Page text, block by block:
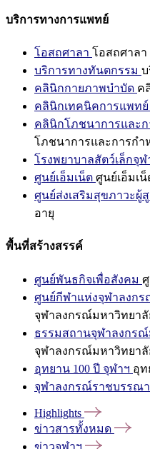
บริการทางการแพทย์
โอสถศาลา โอสถศาลา
บริการทางทันตกรรม
คลินิกกายภาพบำบัด ค
คลินิกเทคนิคการแพทย์
คลินิกโภชนาการและ
โภชนาการและการกำ
โรงพยาบาลสัตว์เล็กจุฬ
ศูนย์เอ็มเน็ต ศูนย์เอ็มเน็
ศูนย์ส่งเสริมสุขภาวะผู้สู
อายุ
พื้นที่สร้างสรรค์
ศูนย์พันธกิจเพื่อสังคม
ศูนย์กีฬาแห่งจุฬาลงก
จุฬาลงกรณ์มหาวิทยาลั
ธรรมสถานจุฬาลงกร
จุฬาลงกรณ์มหาวิทยาลั
อุทยาน 100 ปี จุฬาฯ อุท
จุฬาลงกรณ์ราชบรรณ
Highlights
ข่าวสารทั้งหมด
ข่าวจุฬาฯ